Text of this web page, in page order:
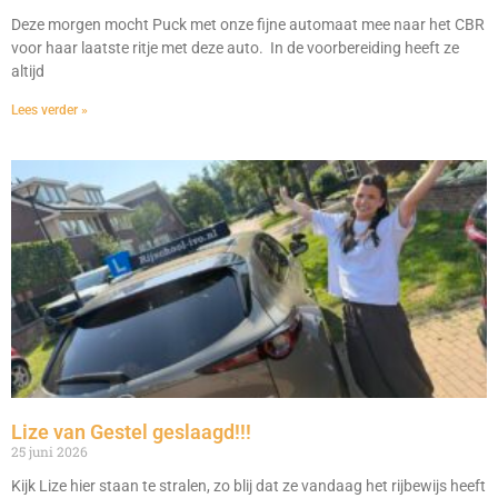
Deze morgen mocht Puck met onze fijne automaat mee naar het CBR
voor haar laatste ritje met deze auto. In de voorbereiding heeft ze
altijd
Lees verder »
Lize van Gestel geslaagd!!!
25 juni 2026
Kijk Lize hier staan te stralen, zo blij dat ze vandaag het rijbewijs heeft